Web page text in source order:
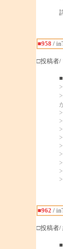
■958 /
□投稿者/
■
>
>
>
>
■962 /
□投稿者/
■